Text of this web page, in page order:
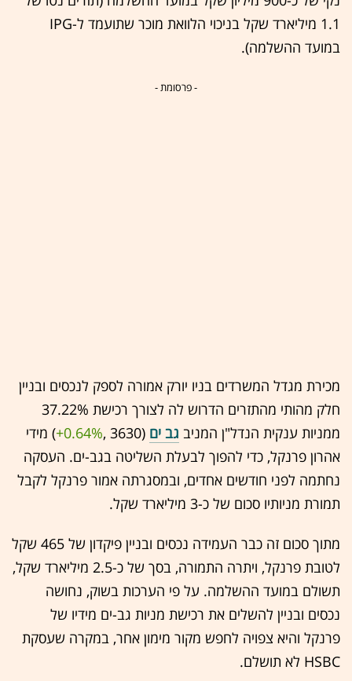
1.1 מיליארד שקל בניכוי הלוואת מוכר שתועמד ל-IPG
במועד ההשלמה).
- פרסומת -
מכירת מגדל המשרדים בניו יורק אמורה לספק לנכסים ובניין
חלק מהותי מהתזרים הדרוש לה לצורך רכישת 37.22%
ממניות ענקית הנדל"ן המניב גב ים (3630 ,‎
+0.64%‏) מידי
אהרון פרנקל, כדי להפוך לבעלת השליטה בגב-ים. העסקה
נחתמה לפני חודשים אחדים, ובמסגרתה אמור פרנקל לקבל
תמורת מניותיו סכום של כ-3 מיליארד שקל.
מתוך סכום זה כבר העמידה נכסים ובניין פיקדון של 465 שקל
לטובת פרנקל, ויתרה התמורה, בסך של כ-2.5 מיליארד שקל,
תשולם במועד ההשלמה. על פי הערכות בשוק, נחושה
נכסים ובניין להשלים את רכישת מניות גב-ים מידיו של
פרנקל והיא צפויה לחפש מקור מימון אחר, במקרה שעסקת
HSBC לא תושלם.